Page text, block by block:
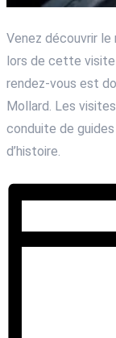
Venez découvrir le
lors de cette visite
rendez-vous est
Mollard. Les
conduite de
d’histoire.